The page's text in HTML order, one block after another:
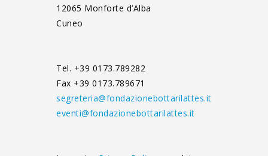
12065 Monforte d’Alba
Cuneo
Tel. +39 0173.789282
Fax +39 0173.789671
segreteria@fondazionebottarilattes.it
eventi@fondazionebottarilattes.it